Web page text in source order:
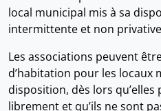
local municipal mis à sa
intermittente et non
Les associations peuvent
d’habitation pour les locaux
disposition, dès lors
librement et qu’ils ne sont